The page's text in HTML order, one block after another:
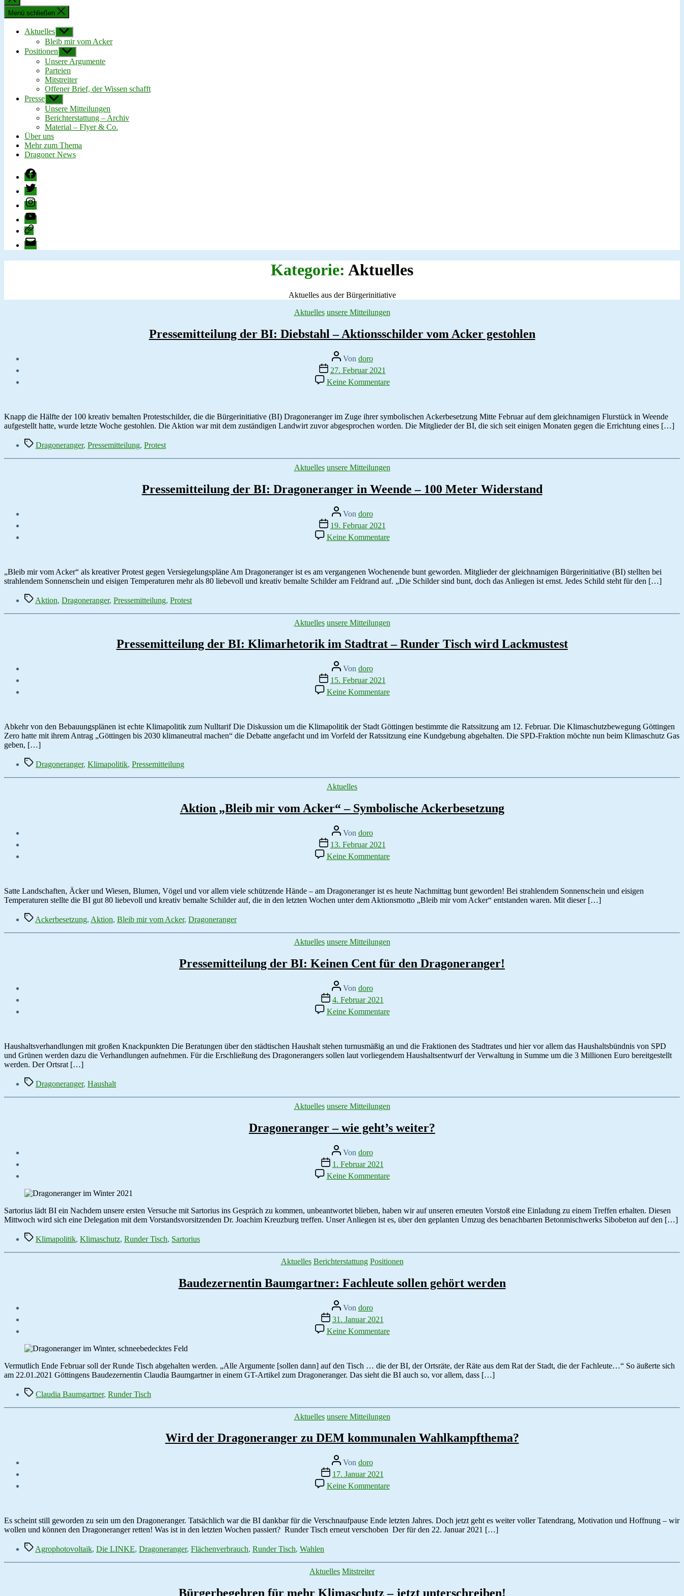
schließen
Menü schließen
Aktuelles Untermenü
anzeigen
Bleib mir vom Acker
Positionen Untermenü
anzeigen
Unsere Argumente
Parteien
Mitstreiter
Offener Brief, der Wissen schafft
Presse Untermenü
anzeigen
Unsere Mitteilungen
Berichterstattung – Archiv
Material – Flyer & Co.
Über uns
Mehr zum Thema
Dragoner News
Facebook
Twitter
Instagram
YouTube
change.org
E-
Mail
Kategorie: Aktuelles
Aktuelles aus der Bürgerinitiative
Kategorien
Aktuelles unsere Mitteilungen
Pressemitteilung der BI: Diebstahl – Aktionsschilder vom Acker gestohlen
Beitragsautor
Von doro
Veröffentlichungsdatum
27. Februar 2021
Keine Kommentarezu
Pressemitteilung
Diebstahl
–
gestohlen
Knapp die Hälfte der 100 kreativ bemalten Protestschilder, die die Bürgerinitiative (BI) Dragoneranger im Zuge ihrer symbolischen Ackerbesetzung Mitte Februar auf dem gleichnamigen Flurstück in Weende
aufgestellt hatte, wurde letzte Woche gestohlen. Die Aktion war mit dem zuständigen Landwirt zuvor abgesprochen worden. Die Mitglieder der BI, die sich seit einigen Monaten gegen die Errichtung eines […]
Schlagwörter
Dragoneranger, Pressemitteilung, Protest
Kategorien
Aktuelles unsere Mitteilungen
Pressemitteilung der BI: Dragoneranger in Weende – 100 Meter Widerstand
Beitragsautor
Von doro
Veröffentlichungsdatum
19. Februar 2021
Keine Kommentarezu
Pressemitteilung
Dragoneranger
in
Meter
Widerstand
„Bleib mir vom Acker“ als kreativer Protest gegen Versiegelungspläne Am Dragoneranger ist es am vergangenen Wochenende bunt geworden. Mitglieder der gleichnamigen Bürgerinitiative (BI) stellten bei
strahlendem Sonnenschein und eisigen Temperaturen mehr als 80 liebevoll und kreativ bemalte Schilder am Feldrand auf. „Die Schilder sind bunt, doch das Anliegen ist ernst. Jedes Schild steht für den […]
Schlagwörter
Aktion, Dragoneranger, Pressemitteilung, Protest
Kategorien
Aktuelles unsere Mitteilungen
Pressemitteilung der BI: Klimarhetorik im Stadtrat – Runder Tisch wird Lackmustest
Beitragsautor
Von doro
Veröffentlichungsdatum
15. Februar 2021
Keine Kommentarezu
Pressemitteilung
Klimarhetorik
im
wird
Abkehr von den Bebauungsplänen ist echte Klimapolitik zum Nulltarif Die Diskussion um die Klimapolitik der Stadt Göttingen bestimmte die Ratssitzung am 12. Februar. Die Klimaschutzbewegung Göttingen
Zero hatte mit ihrem Antrag „Göttingen bis 2030 klimaneutral machen“ die Debatte angefacht und im Vorfeld der Ratssitzung eine Kundgebung abgehalten. Die SPD-Fraktion möchte nun beim Klimaschutz Gas
geben, […]
Schlagwörter
Dragoneranger, Klimapolitik, Pressemitteilung
Kategorien
Aktuelles
Aktion „Bleib mir vom Acker“ – Symbolische Ackerbesetzung
Beitragsautor
Von doro
Veröffentlichungsdatum
13. Februar 2021
Keine Kommentarezu
Aktion
vom
Acker“
Satte Landschaften, Äcker und Wiesen, Blumen, Vögel und vor allem viele schützende Hände – am Dragoneranger ist es heute Nachmittag bunt geworden! Bei strahlendem Sonnenschein und eisigen
Temperaturen stellte die BI gut 80 liebevoll und kreativ bemalte Schilder auf, die in den letzten Wochen unter dem Aktionsmotto „Bleib mir vom Acker“ entstanden waren. Mit dieser […]
Schlagwörter
Ackerbesetzung, Aktion, Bleib mir vom Acker, Dragoneranger
Kategorien
Aktuelles unsere Mitteilungen
Pressemitteilung der BI: Keinen Cent für den Dragoneranger!
Beitragsautor
Von doro
Veröffentlichungsdatum
4. Februar 2021
Keine Kommentarezu
Pressemitteilung
Keinen
Cent
Haushaltsverhandlungen mit großen Knackpunkten Die Beratungen über den städtischen Haushalt stehen turnusmäßig an und die Fraktionen des Stadtrates und hier vor allem das Haushaltsbündnis von SPD
und Grünen werden dazu die Verhandlungen aufnehmen. Für die Erschließung des Dragonerangers sollen laut vorliegendem Haushaltsentwurf der Verwaltung in Summe um die 3 Millionen Euro bereitgestellt
werden. Der Ortsrat […]
Schlagwörter
Dragoneranger, Haushalt
Kategorien
Aktuelles unsere Mitteilungen
Dragoneranger – wie geht’s weiter?
Beitragsautor
Von doro
Veröffentlichungsdatum
1. Februar 2021
Keine Kommentarezu
Dragoneranger
geht’s
weiter?
Sartorius lädt BI ein Nachdem unsere ersten Versuche mit Sartorius ins Gespräch zu kommen, unbeantwortet blieben, haben wir auf unseren erneuten Vorstoß eine Einladung zu einem Treffen erhalten. Diesen
Mittwoch wird sich eine Delegation mit dem Vorstandsvorsitzenden Dr. Joachim Kreuzburg treffen. Unser Anliegen ist es, über den geplanten Umzug des benachbarten Betonmischwerks Sibobeton auf den […]
Schlagwörter
Klimapolitik, Klimaschutz, Runder Tisch, Sartorius
Kategorien
Aktuelles Berichterstattung Positionen
Baudezernentin Baumgartner: Fachleute sollen gehört werden
Beitragsautor
Von doro
Veröffentlichungsdatum
31. Januar 2021
Keine Kommentarezu
Baudezernentin
sollen
gehört
Vermutlich Ende Februar soll der Runde Tisch abgehalten werden. „Alle Argumente [sollen dann] auf den Tisch … die der BI, der Ortsräte, der Räte aus dem Rat der Stadt, die der Fachleute…“ So äußerte sich
am 22.01.2021 Göttingens Baudezernentin Claudia Baumgartner in einem GT-Artikel zum Dragoneranger. Das sieht die BI auch so, vor allem, dass […]
Schlagwörter
Claudia Baumgartner, Runder Tisch
Kategorien
Aktuelles unsere Mitteilungen
Wird der Dragoneranger zu DEM kommunalen Wahlkampfthema?
Beitragsautor
Von doro
Veröffentlichungsdatum
17. Januar 2021
Keine Kommentarezu
Wird
zu
DEM
Es scheint still geworden zu sein um den Dragoneranger. Tatsächlich war die BI dankbar für die Verschnaufpause Ende letzten Jahres. Doch jetzt geht es weiter voller Tatendrang, Motivation und Hoffnung – wir
wollen und können den Dragoneranger retten! Was ist in den letzten Wochen passiert? Runder Tisch erneut verschoben Der für den 22. Januar 2021 […]
Schlagwörter
Agrophotovoltaik, Die LINKE, Dragoneranger, Flächenverbrauch, Runder Tisch, Wahlen
Kategorien
Aktuelles Mitstreiter
Bürgerbegehren für mehr Klimaschutz – jetzt unterschreiben!